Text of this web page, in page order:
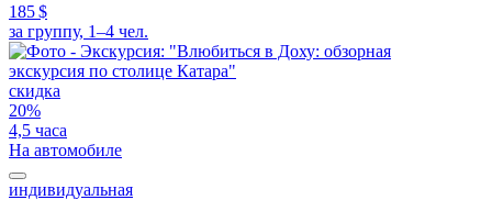
185 $
за группу, 1–4 чел.
скидка
20%
4,5 часа
На автомобиле
индивидуальная